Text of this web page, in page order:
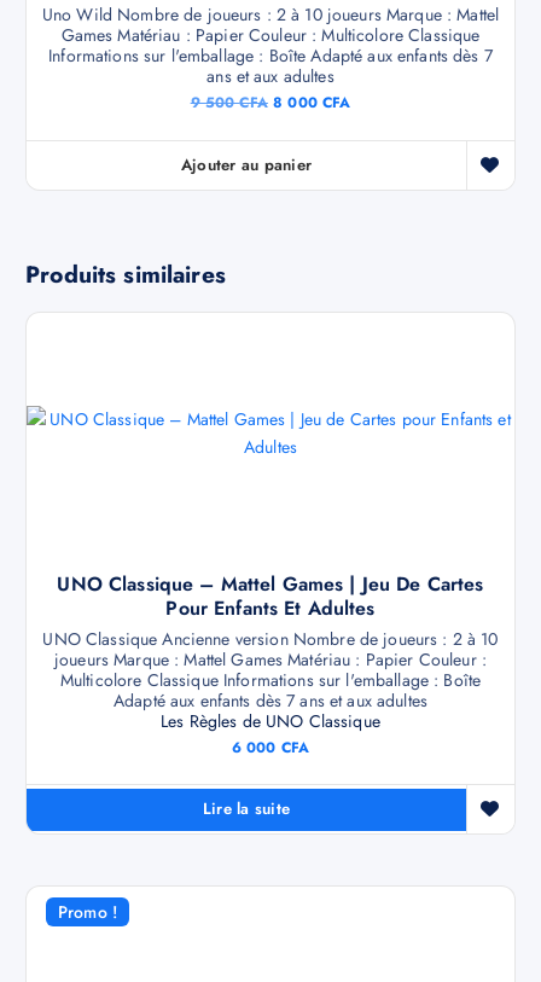
Uno Wild Nombre de joueurs : 2 à 10 joueurs Marque : Mattel
Games Matériau : Papier Couleur : Multicolore Classique
Informations sur l'emballage : Boîte Adapté aux enfants dès 7
ans et aux adultes
9 500CFA 8 000 CFA
Ajouter au panier
Produits similaires
UNO Classique – Mattel Games | Jeu De Cartes
Pour Enfants Et Adultes
UNO Classique Ancienne version Nombre de joueurs : 2 à 10
joueurs Marque : Mattel Games Matériau : Papier Couleur :
Multicolore Classique Informations sur l'emballage : Boîte
Adapté aux enfants dès 7 ans et aux adultes
Les Règles de UNO Classique
6 000 CFA
Lire la suite
Promo !